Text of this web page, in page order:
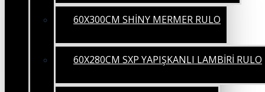
60X300CM SHİNY MERMER RULO
60X280CM SXP YAPIŞKANLI LAMBİRİ RULO